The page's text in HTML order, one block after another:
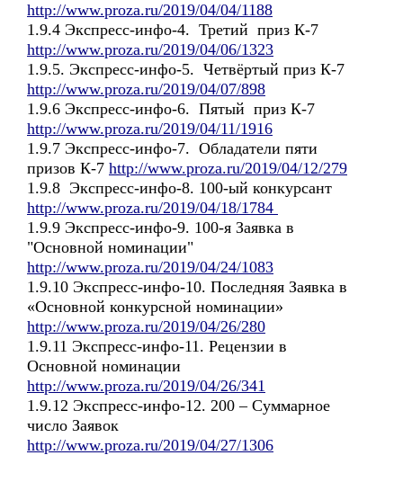
http://www.proza.ru/2019/04/04/1188
1.9.4 Экспресс-инфо-4. Третий приз К-7
http://www.proza.ru/2019/04/06/1323
1.9.5. Экспресс-инфо-5. Четвёртый приз К-7
http://www.proza.ru/2019/04/07/898
1.9.6 Экспресс-инфо-6. Пятый приз К-7
http://www.proza.ru/2019/04/11/1916
1.9.7 Экспресс-инфо-7. Обладатели пяти
призов К-7 http://www.proza.ru/2019/04/12/279
1.9.8 Экспресс-инфо-8. 100-ый конкурсант
http://www.proza.ru/2019/04/18/1784
1.9.9 Экспресс-инфо-9. 100-я Заявка в
"Основной номинации"
http://www.proza.ru/2019/04/24/1083
1.9.10 Экспресс-инфо-10. Последняя Заявка в
«Основной конкурсной номинации»
http://www.proza.ru/2019/04/26/280
1.9.11 Экспресс-инфо-11. Рецензии в
Основной номинации
http://www.proza.ru/2019/04/26/341
1.9.12 Экспресс-инфо-12. 200 – Суммарное
число Заявок
http://www.proza.ru/2019/04/27/1306